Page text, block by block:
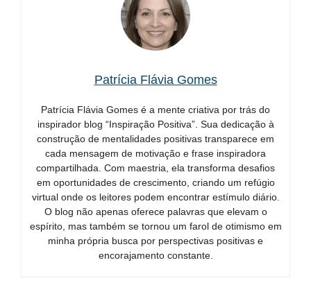
Patrícia Flávia Gomes
Patrícia Flávia Gomes é a mente criativa por trás do
inspirador blog “Inspiração Positiva”. Sua dedicação à
construção de mentalidades positivas transparece em
cada mensagem de motivação e frase inspiradora
compartilhada. Com maestria, ela transforma desafios
em oportunidades de crescimento, criando um refúgio
virtual onde os leitores podem encontrar estímulo diário.
O blog não apenas oferece palavras que elevam o
espírito, mas também se tornou um farol de otimismo em
minha própria busca por perspectivas positivas e
encorajamento constante.